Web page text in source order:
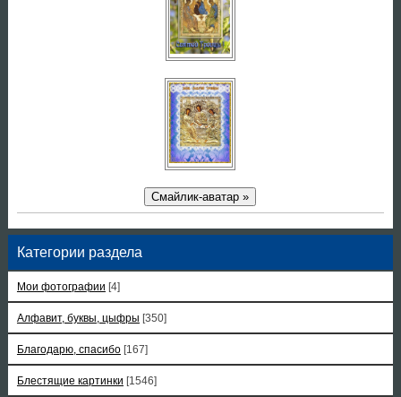
Смайлик-аватар »
Категории раздела
Мои фотографии [4]
Алфавит, буквы, цыфры [350]
Благодарю, спасибо [167]
Блестящие картинки [1546]